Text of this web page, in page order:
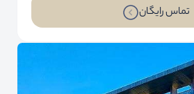
تماس رایگان